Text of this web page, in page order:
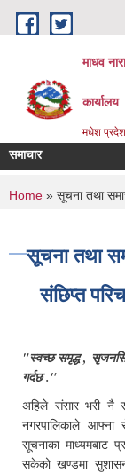
Skip to main content
माधव
कार्यालय
मधेश
समाचार
You are
Home » सूचना तथा
सूचना तथा
संछिप्त
"स्वच्छ समृद्ध ,
गर्दछ ."
अहिले संसार भरी नै
नगरपालिकाले आफ्ना
सूचनाका माध्यमबाट
सकेको खण्डमा